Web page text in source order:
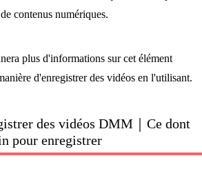
contenus numériques.
plus d'informations sur cet élément
d'enregistrer des vidéos en l'utilisant.
des vidéos DMM｜Ce dont
pour enregistrer